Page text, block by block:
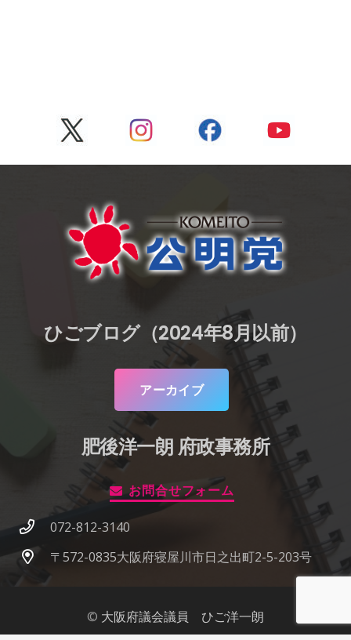
ひごブログ（2024年8月以前）
アーカイブ
肥後洋一朗 府政事務所
お問合せフォーム
072-812-3140
〒572-0835大阪府寝屋川市日之出町2-5-203号
© 大阪府議会議員 ひご洋一朗